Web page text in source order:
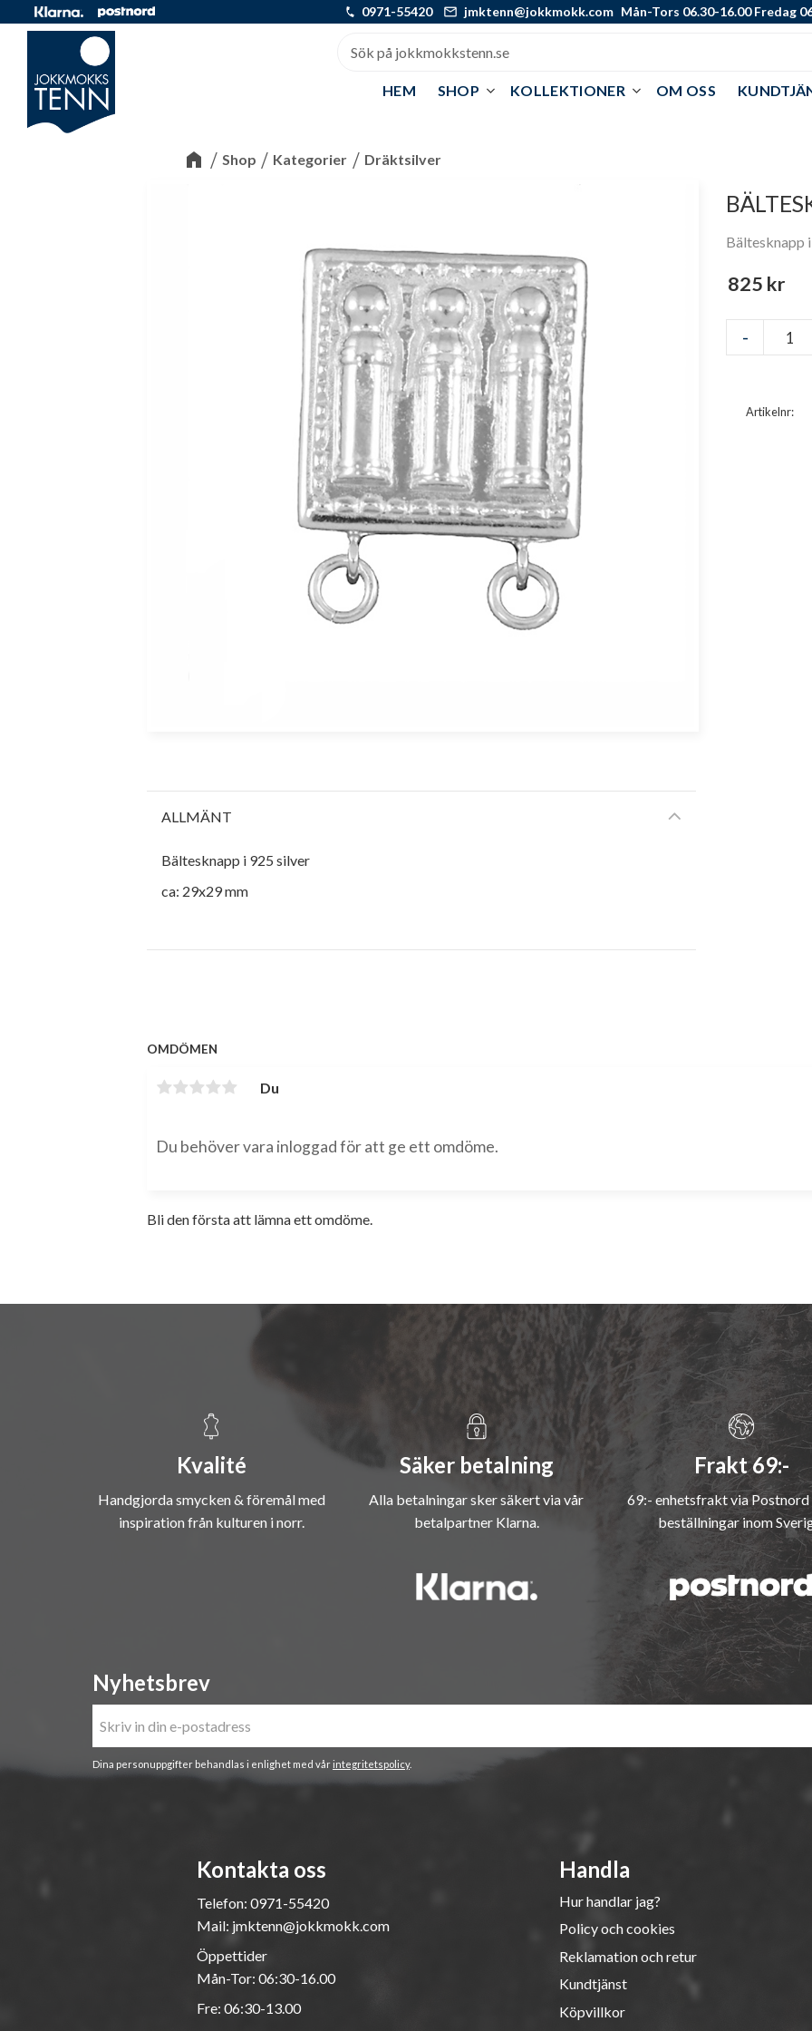
0971-55420 jmktenn@jokkmokk.com Mån-Tors 06.30-16.00 Fredag
HEM SHOP KOLLEKTIONER OM OSS
Shop Kategorier Dräktsilver
Bältesknapp
825 kr
-
Artikelnr
ALLMÄNT
Bältesknapp i 925 silver
ca: 29x29 mm
OMDÖMEN
Du
Bli den första att lämna ett omdöme.
Kvalité
Handgjorda smycken & föremål med
inspiration från kulturen i norr.
Säker betalning
Alla betalningar sker säkert via vår
betalpartner Klarna.
Frakt 69:-
69:- enhetsfrakt via
beställningar inom
Nyhetsbrev
Dina personuppgifter behandlas i enlighet med vårintegritetspolicy.
Kontakta oss
Telefon: 0971-55420
Mail: jmktenn@jokkmokk.com
Öppettider
Mån-Tor: 06:30-16.00
Fre: 06:30-13.00
Handla
Hur handlar jag?
Policy och cookies
Reklamation och retur
Kundtjänst
Köpvillkor